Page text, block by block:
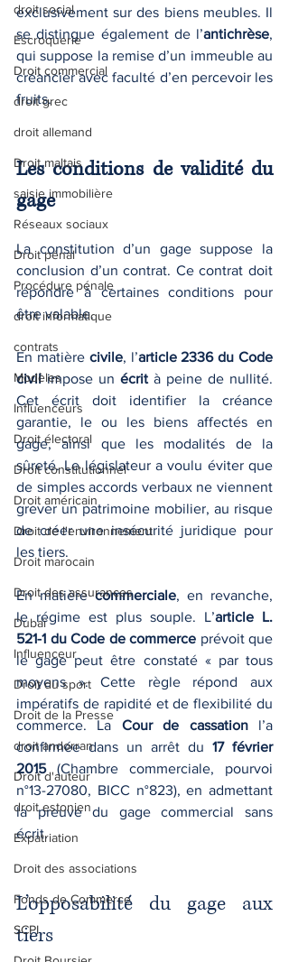
droit social
Escroquerie
Droit commercial
droit grec
droit allemand
Droit maltais
saisie immobilière
Réseaux sociaux
Droit pénal
Procédure pénale
droit informatique
contrats
Modèles
Influenceurs
Droit électoral
Droit constitutionnel
Droit américain
Droit de l'environnement
Droit marocain
Droit des assurances
Dubaï
Influenceur
Droit du sport
Droit de la Presse
droit andorran
Droit d'auteur
droit estonien
Expatriation
Droit des associations
Fonds de Commerce
SCPI
exclusivement sur des biens meubles. Il
se distingue également de l’antichrèse,
qui suppose la remise d’un immeuble au
créancier avec faculté d’en percevoir les
fruits.
Les conditions de validité du
gage
La constitution d’un gage suppose la
conclusion d’un contrat. Ce contrat doit
répondre à certaines conditions pour
être valable.
En matière civile, l’article 2336 du Code
civil impose un écrit à peine de nullité.
Cet écrit doit identifier la créance
garantie, le ou les biens affectés en
gage, ainsi que les modalités de la
sûreté. Le législateur a voulu éviter que
de simples accords verbaux ne viennent
grever un patrimoine mobilier, au risque
de créer une insécurité juridique pour
les tiers.
En matière commerciale, en revanche,
le régime est plus souple. L’article L.
521-1 du Code de commerce prévoit que
le gage peut être constaté « par tous
moyens ». Cette règle répond aux
impératifs de rapidité et de flexibilité du
commerce. La Cour de cassation l’a
confirmée dans un arrêt du 17 février
2015 (Chambre commerciale, pourvoi
n°13-27080, BICC n°823), en admettant
la preuve du gage commercial sans
écrit.
L’opposabilité du gage aux
tiers